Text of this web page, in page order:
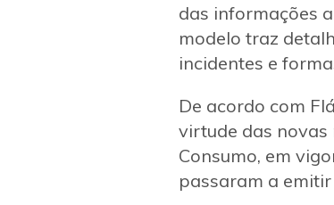
das informações
modelo traz
incidentes e
De acordo com
virtude das
Consumo, em
passaram a